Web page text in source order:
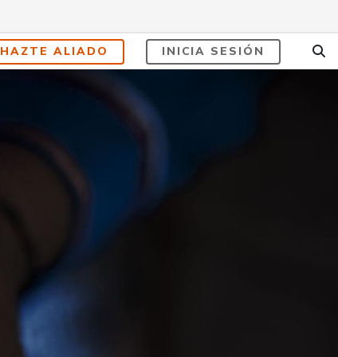
HAZTE ALIADO INICIA SESIÓN